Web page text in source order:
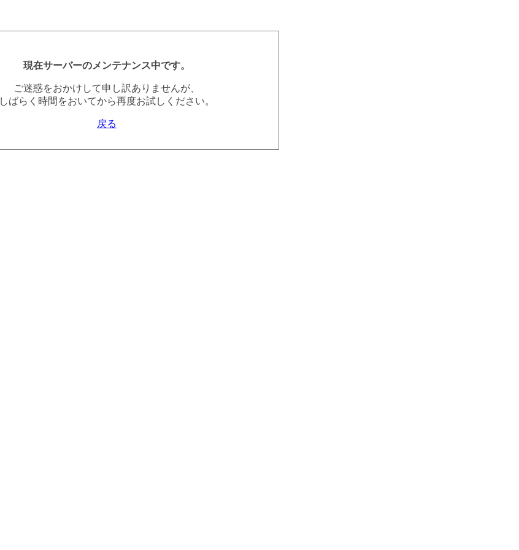
現在サーバーのメンテナンス中です。
ご迷惑をおかけして申し訳ありませんが、
しばらく時間をおいてから再度お試しください。
戻る